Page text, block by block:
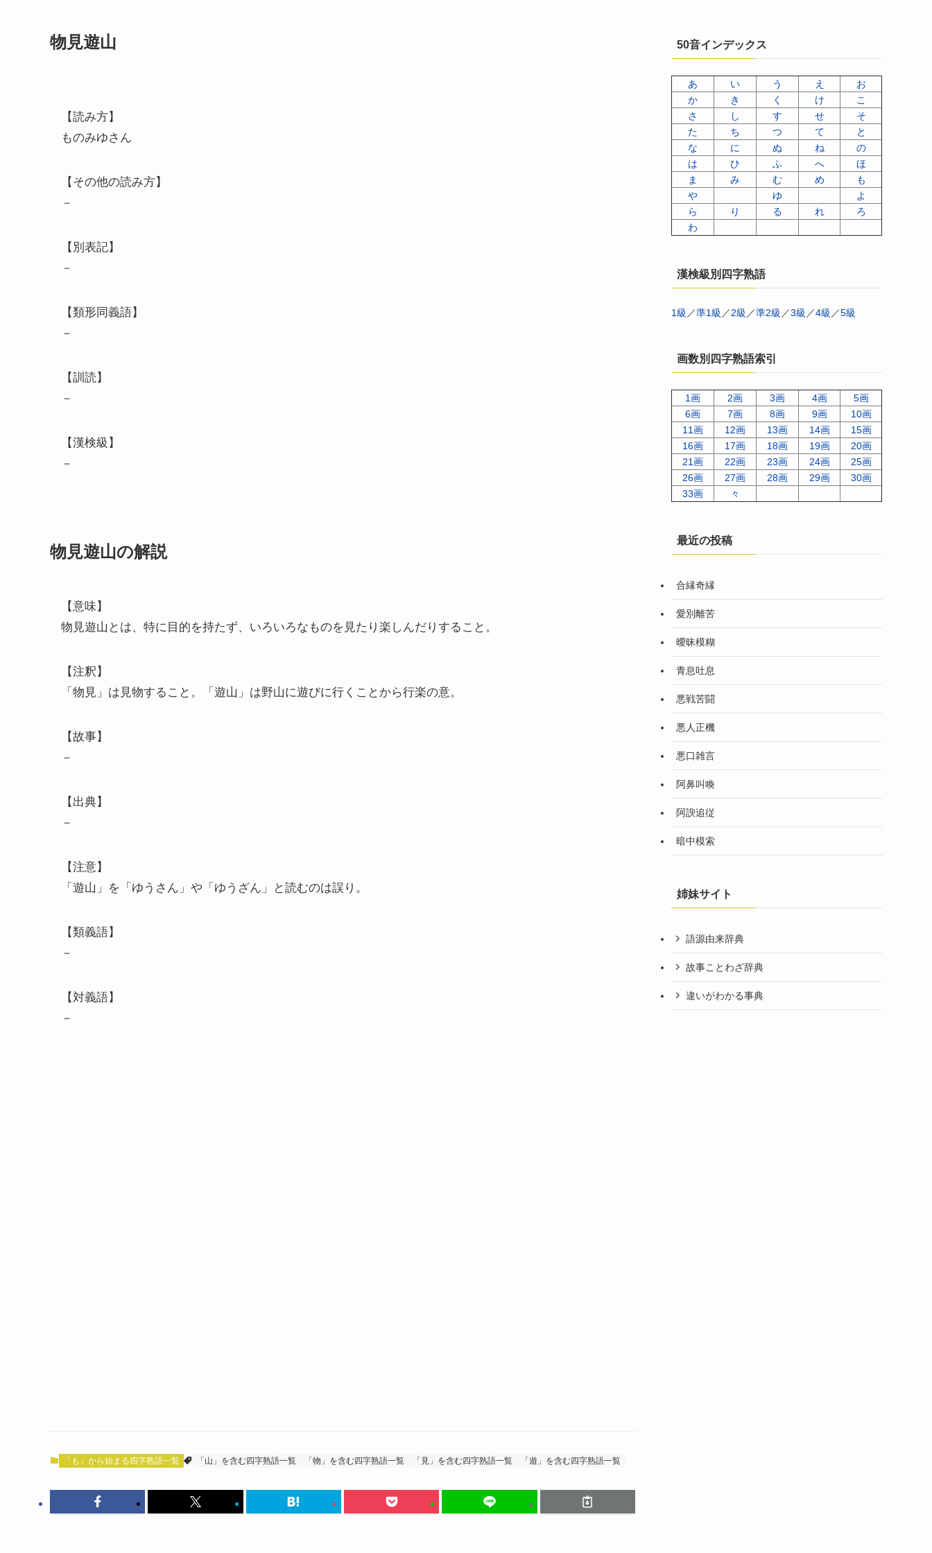
物見遊山
【読み方】
ものみゆさん
【その他の読み方】
－
【別表記】
－
【類形同義語】
－
【訓読】
－
【漢検級】
－
物見遊山の解説
【意味】
物見遊山とは、特に目的を持たず、いろいろなものを見たり楽しんだりすること。
【注釈】
「物見」は見物すること。「遊山」は野山に遊びに行くことから行楽の意。
【故事】
－
【出典】
－
【注意】
「遊山」を「ゆうさん」や「ゆうざん」と読むのは誤り。
【類義語】
－
【対義語】
－
「も」から始まる四字熟語一覧 「山」を含む四字熟語一覧 「物」を含む四字熟語一覧 「見」を含む四字熟語一覧 「遊」を含む四字熟語一覧
50音インデックス
あ い う え
お
か
き く け
こ
さ
し す せ
そ
た
ち つ て
と
な
に ぬ ね
の
は
ひ ふ へ
ほ
ま
み む め
も
や
ゆ
よ
ら
り る れ
ろ
わ
漢検級別四字熟語
1級 ／準1級 ／2級 ／準2級 ／3級 ／4級 ／5級
画数別四字熟語索引
1画 2画 3画 4画
5画
6画
7画 8画 9画
10画
11画
12画 13画 14画
15画
16画
17画 18画 19画
20画
21画
22画 23画 24画
25画
26画
27画 28画 29画
30画
33画
々
最近の投稿
合縁奇縁
愛別離苦
曖昧模糊
青息吐息
悪戦苦闘
悪人正機
悪口雑言
阿鼻叫喚
阿諛追従
暗中模索
姉妹サイト
語源由来辞典
故事ことわざ辞典
違いがわかる事典